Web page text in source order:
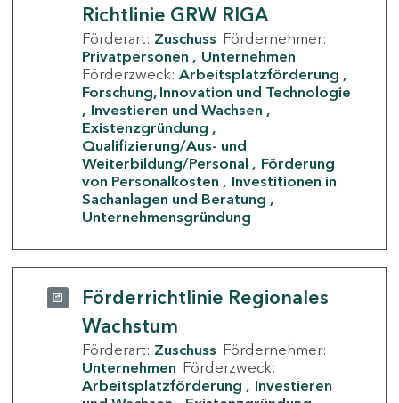
Richtlinie GRW RIGA
Förderart: Zuschuss Fördernehmer:
Privatpersonen
Unternehmen
Förderzweck: Arbeitsplatzförderung
Forschung, Innovation und Technologie
Investieren und Wachsen
Existenzgründung
Qualifizierung/Aus- und
Weiterbildung/Personal
Förderung
von Personalkosten
Investitionen in
Sachanlagen und Beratung
Unternehmensgründung
Förderrichtlinie Regionales
Wachstum
Förderart: Zuschuss Fördernehmer:
Unternehmen Förderzweck:
Arbeitsplatzförderung
Investieren